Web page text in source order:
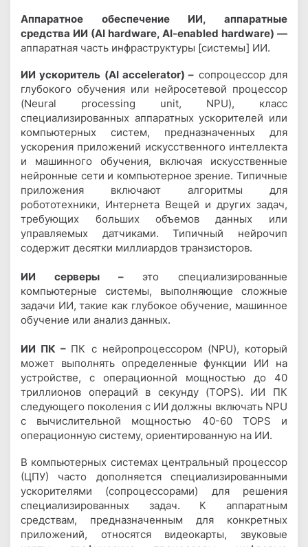
Аппаратное обеспечение ИИ, аппаратные
средства ИИ (AI hardware, AI-enabled hardware) —
аппаратная часть инфраструктуры [системы] ИИ.
ИИ ускоритель (AI accelerator) – сопроцессор для
глубокого обучения или нейросетевой процессор
(Neural processing unit, NPU), класс
специализированных аппаратных ускорителей или
компьютерных систем, предназначенных для
ускорения приложений искусственного интеллекта
и машинного обучения, включая искусственные
нейронные сети и компьютерное зрение. Типичные
приложения включают алгоритмы для
робототехники, Интернета Вещей и других задач,
требующих больших объемов данных или
управляемых датчиками. Типичный нейрочип
содержит десятки миллиардов транзисторов.
ИИ cерверы – это специализированные
компьютерные системы, выполняющие сложные
задачи ИИ, такие как глубокое обучение, машинное
обучение или анализ данных.
ИИ ПК – ПК с нейропроцессором (NPU), который
может выполнять определенные функции ИИ на
устройстве, с операционной мощностью до 40
триллионов операций в секунду (TOPS). ИИ ПК
следующего поколения с ИИ должны включать NPU
с вычислительной мощностью 40-60 TOPS и
операционную систему, ориентированную на ИИ.
В компьютерных системах центральный процессор
(ЦПУ) часто дополняется специализированными
ускорителями (сопроцессорами) для решения
специализированных задач. К аппаратным
средствам, предназначенным для конкретных
приложений, относятся видеокарты, звуковые